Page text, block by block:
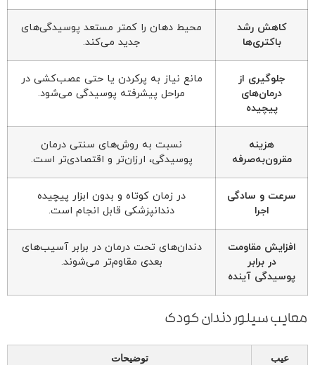
کاهش رشد
باکتری‌ها
محیط دهان را کمتر مستعد پوسیدگی‌های
جدید می‌کند.
جلوگیری از
درمان‌های
پیچیده
مانع نیاز به پرکردن یا حتی عصب‌کشی در
مراحل پیشرفته پوسیدگی می‌شود.
هزینه
مقرون‌به‌صرفه
نسبت به روش‌های سنتی درمان
پوسیدگی، ارزان‌تر و اقتصادی‌تر است.
سرعت و سادگی
اجرا
در زمان کوتاه و بدون ابزار پیچیده
دندانپزشکی قابل انجام است.
افزایش مقاومت
در برابر
پوسیدگی آینده
دندان‌های تحت درمان در برابر آسیب‌های
بعدی مقاوم‌تر می‌شوند.
معایب سیلور دندان کودک
عیب توضیحات